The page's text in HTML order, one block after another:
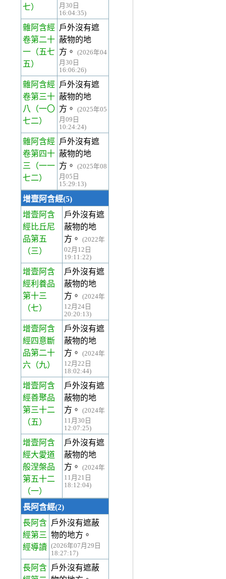
七）
月30日
16:04:35)
雜阿含經
卷第二十
一 （五七
五）
戶外沒有遮
蔽物的地
方。
(2026年04
月30日
16:06:26)
雜阿含經
卷第三十
八
（一〇
七二）
戶外沒有遮
蔽物的地
方。
(2025年05
月09日
10:24:24)
雜阿含經
卷第四十
三
（一一
七二）
戶外沒有遮
蔽物的地
方。
(2025年08
月05日
15:29:13)
增壹阿含經(5)
增壹阿含
經比丘尼
品第五
（三）
戶外沒有遮
蔽物的地
方。
(2022年
02月12日
19:11:22)
增壹阿含
經利養品
第十三
（七）
戶外沒有遮
蔽物的地
方。
(2024年
12月24日
20:20:13)
增壹阿含
經四意斷
品第二十
六 （九）
戶外沒有遮
蔽物的地
方。
(2024年
12月22日
18:02:44)
增壹阿含
經善聚品
第三十二
（五）
戶外沒有遮
蔽物的地
方。
(2024年
11月30日
12:07:25)
增壹阿含
經大愛道
般涅槃品
第五十二
（一）
戶外沒有遮
蔽物的地
方。
(2024年
11月21日
18:12:04)
長阿含經(2)
長阿含
經第三
經導讀
戶外沒有遮蔽
物的地方。
(2026年07月29日
18:27:17)
長阿含 戶外沒有遮蔽